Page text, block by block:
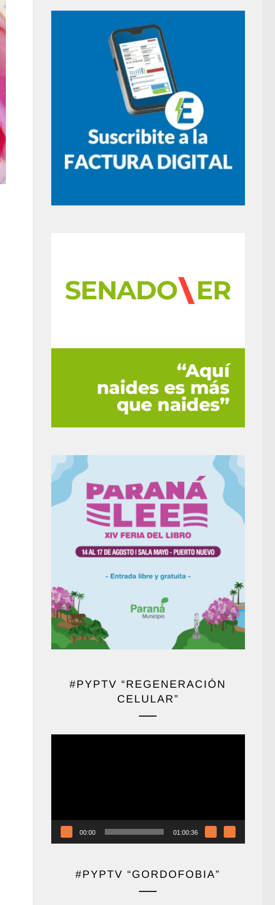
#PYPTV “REGENERACIÓN
CELULAR”
00:00 01:00:36
#PYPTV “GORDOFOBIA”